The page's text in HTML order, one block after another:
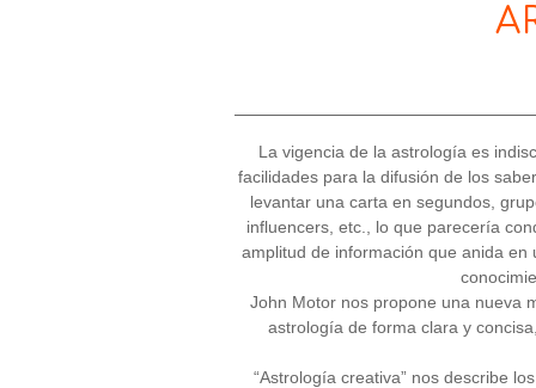
La vigencia de la astrología es
facilidades para la difusión de los
levantar una carta en segundos,
influencers, etc., lo que parecería
amplitud de información que anida en
John Motor nos propone una nueva
astrología de forma clara y
“Astrología creativa” nos describe